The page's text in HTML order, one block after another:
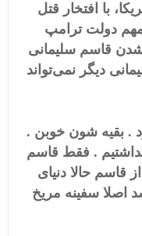
با افتخار قتل
دولت ترامپ
قاسم سلیمانی
دیگر نمی‌تواند
. بقیه شون خوبن .
مشکلی نداشتیم . فقط قاسم
قاسم حالا دنیای
اصلا سفینه مریخ